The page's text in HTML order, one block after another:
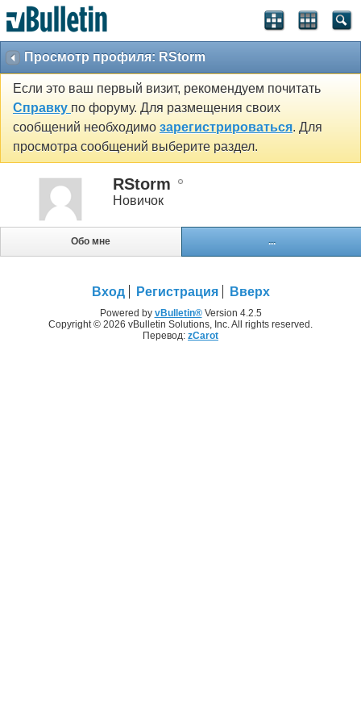
Просмотр профиля: RStorm
Если это ваш первый визит, рекомендуем почитать
Справку по форуму. Для размещения своих
сообщений необходимо зарегистрироваться. Для
просмотра сообщений выберите раздел.
RStorm
Новичок
Обо мне ...
Вход Регистрация Вверх
Powered by vBulletin®Version 4.2.5
Copyright © 2026 vBulletin Solutions, Inc. All rights reserved.
Перевод: zCarot